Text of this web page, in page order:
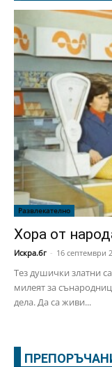
Развлекателно
Хора от
Искра.бг - 16 септември
Тез душички златни
милеят за
дела. Да са живи...